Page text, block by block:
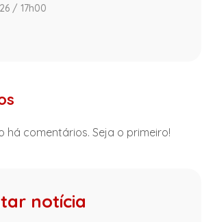
/ 17h00
há comentários. Seja o primeiro!
notícia